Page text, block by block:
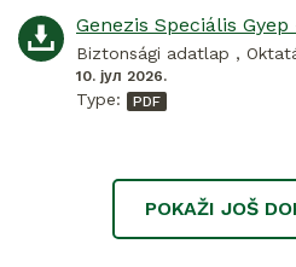
Genezis Speciális
Biztonsági adatlap ,
10. јул 2026.
Type:
POKAŽI JOŠ